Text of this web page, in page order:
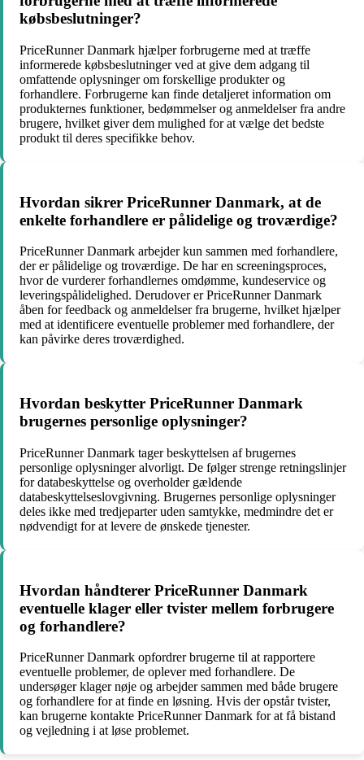
købsbeslutninger?
PriceRunner Danmark hjælper forbrugerne med at træffe
informerede købsbeslutninger ved at give dem adgang til
omfattende oplysninger om forskellige produkter og
forhandlere. Forbrugerne kan finde detaljeret information om
produkternes funktioner, bedømmelser og anmeldelser fra andre
brugere, hvilket giver dem mulighed for at vælge det bedste
produkt til deres specifikke behov.
Hvordan sikrer PriceRunner Danmark, at de
enkelte forhandlere er pålidelige og troværdige?
PriceRunner Danmark arbejder kun sammen med forhandlere,
der er pålidelige og troværdige. De har en screeningsproces,
hvor de vurderer forhandlernes omdømme, kundeservice og
leveringspålidelighed. Derudover er PriceRunner Danmark
åben for feedback og anmeldelser fra brugerne, hvilket hjælper
med at identificere eventuelle problemer med forhandlere, der
kan påvirke deres troværdighed.
Hvordan beskytter PriceRunner Danmark
brugernes personlige oplysninger?
PriceRunner Danmark tager beskyttelsen af brugernes
personlige oplysninger alvorligt. De følger strenge retningslinjer
for databeskyttelse og overholder gældende
databeskyttelseslovgivning. Brugernes personlige oplysninger
deles ikke med tredjeparter uden samtykke, medmindre det er
nødvendigt for at levere de ønskede tjenester.
Hvordan håndterer PriceRunner Danmark
eventuelle klager eller tvister mellem forbrugere
og forhandlere?
PriceRunner Danmark opfordrer brugerne til at rapportere
eventuelle problemer, de oplever med forhandlere. De
undersøger klager nøje og arbejder sammen med både brugere
og forhandlere for at finde en løsning. Hvis der opstår tvister,
kan brugerne kontakte PriceRunner Danmark for at få bistand
og vejledning i at løse problemet.